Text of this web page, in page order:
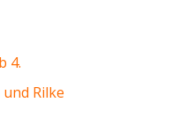
4.
Rilke